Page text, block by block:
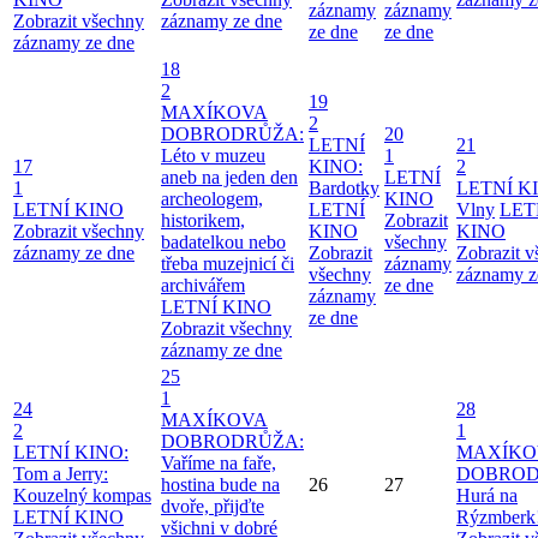
Zobrazit všechny
záznamy ze dne
záznamy ze dne
záznamy
ze dne
záznamy
ze dne
17
1
LETNÍ KINO
Zobrazit všechny
záznamy ze dne
18
2
MAXÍKOVA
DOBRODRŮŽA:
Léto v muzeu
aneb na jeden den
archeologem,
historikem,
badatelkou nebo
třeba muzejnicí či
archivářem
LETNÍ KINO
Zobrazit všechny
záznamy ze dne
19
2
LETNÍ
KINO:
Bardotky
LETNÍ
KINO
Zobrazit
všechny
záznamy
ze dne
20
1
LETNÍ
KINO
Zobrazit
všechny
záznamy
ze dne
21
2
LETNÍ
Vlny
KINO
Zobrazit
záznamy
24
2
LETNÍ KINO:
Tom a Jerry:
Kouzelný kompas
LETNÍ KINO
25
1
MAXÍKOVA
DOBRODRŮŽA:
Vaříme na faře,
hostina bude na
dvoře, přijďte
všichni v dobré
26 27
28
1
Hurá na